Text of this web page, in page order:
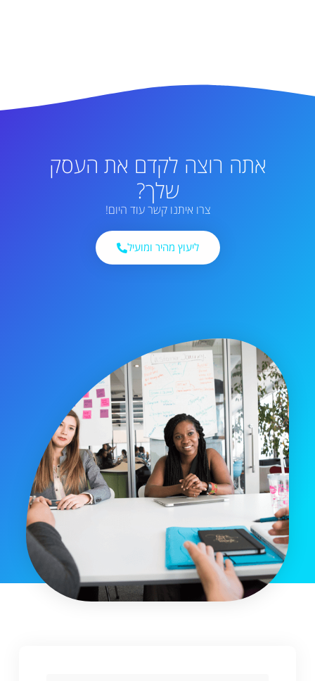
אתה רוצה לקדם את העסק
שלך?
צרו איתנו קשר עוד היום!
ליעוץ מהיר ומועיל